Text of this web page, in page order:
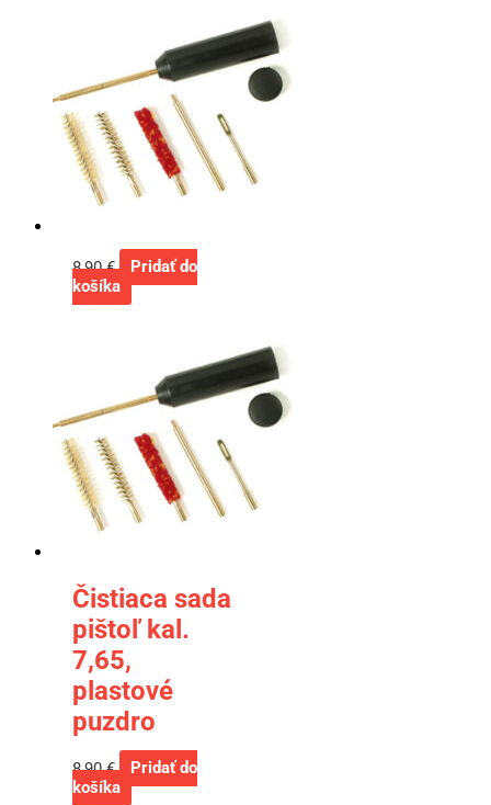
8,90€
Pridať do
košíka
Čistiaca sada
pištoľ kal.
7,65,
plastové
puzdro
8,90€
Pridať do
košíka